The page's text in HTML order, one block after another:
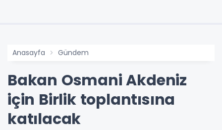
Anasayfa Gündem
Bakan Osmani Akdeniz
için Birlik toplantısına
katılacak